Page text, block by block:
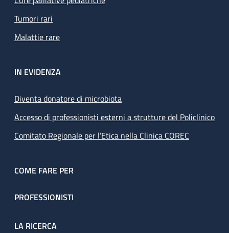
Tumori rari
Malattie rare
IN EVIDENZA
Diventa donatore di microbiota
Accesso di professionisti esterni a strutture del Policlinico
Comitato Regionale per l’Etica nella Clinica COREC
COME FARE PER
PROFESSIONISTI
LA RICERCA